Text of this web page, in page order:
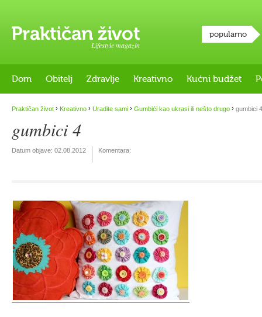
Lifestyle magazin
popularno
Dom Obitelj Zdravlje Kreativno Kućni budžet
Praktičan život › Kreativno › Uradite sami › Gumbići kao ukrasi ili nešto drugo › gumbici 4
gumbici 4
Datum objave: 02.08.2012 Komentara: